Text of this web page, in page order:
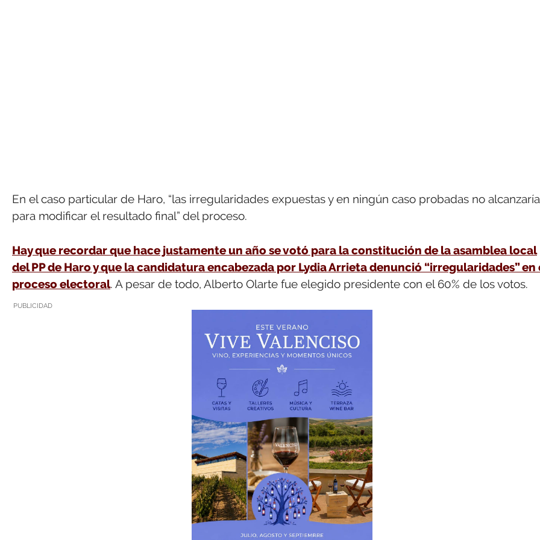
En el caso particular de Haro, “las irregularidades expuestas y en ningún caso probadas no
para modificar el resultado final” del proceso.
Hay que recordar que hace justamente un año se votó para la constitución de la asamblea local
del PP de Haro y que la candidatura encabezada por Lydia Arrieta denunció “irregularidades” en
proceso electoral. A pesar de todo, Alberto Olarte fue elegido presidente con el 60% de los votos.
PUBLICIDAD